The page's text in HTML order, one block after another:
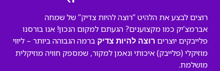
רוצים לבצע את הלהיט “רוצה להיות צדיק” של שמחה
אברמצ’יק כמו מקצוענים? הגעתם למקום הנכון! אנו בורסנו
פלייבקים יוצרים רוצה להיות צדיק ברמה הגבוהה ביותר – ליווי
מוזיקלי (פלייבק) איכותי ונאמן למקור, שמספק חוויה מוזיקלית
מושלמת.